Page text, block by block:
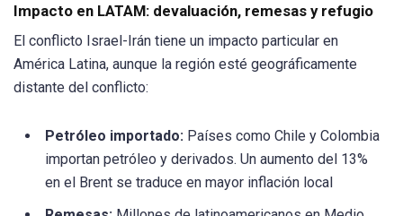
Impacto en LATAM: devaluación, remesas y refugio
El conflicto Israel-Irán tiene un impacto particular en
América Latina, aunque la región esté geográficamente
distante del conflicto:
Petróleo importado: Países como Chile y Colombia
importan petróleo y derivados. Un aumento del 13%
en el Brent se traduce en mayor inflación local